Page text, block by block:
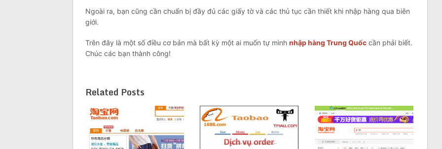
Ngoài ra, bạn cũng cần chuẩn bị đầy đủ các giấy tờ và các thủ tục cần thiết khi nhập hàng qua biên
giới.
Trên đây là một số điều cơ bản mà bất kỳ một ai muốn tự mình nhập hàng Trung Quốc cần phải biết.
Chúc các bạn thành công!
Related Posts